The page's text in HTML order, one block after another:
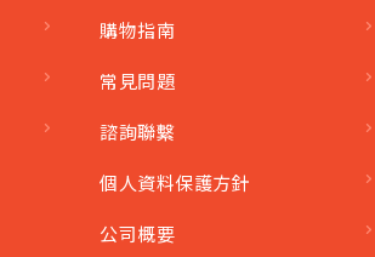
購物指南
常見問題
諮詢聯繫
個人資料保護方針
公司概要